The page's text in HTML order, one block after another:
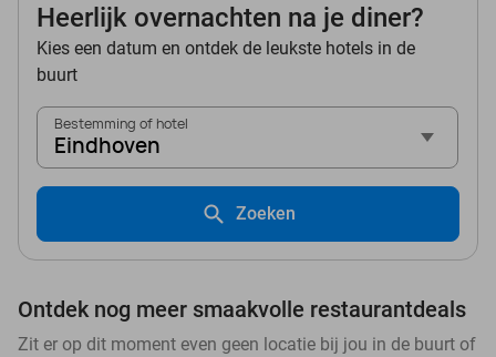
Heerlijk overnachten na je diner?
Kies een datum en ontdek de leukste hotels in de
buurt
Bestemming of hotel
Eindhoven
Zoeken
Ontdek nog meer smaakvolle restaurantdeals
Zit er op dit moment even geen locatie bij jou in de buurt of